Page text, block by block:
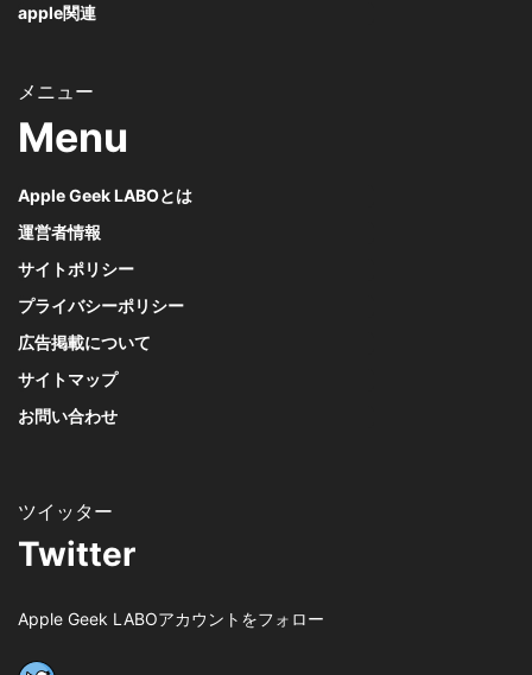
apple関連
Menu
Apple Geek LABOとは
運営者情報
サイトポリシー
プライバシーポリシー
広告掲載について
サイトマップ
お問い合わせ
Twitter
Apple Geek LABOアカウントをフォロー